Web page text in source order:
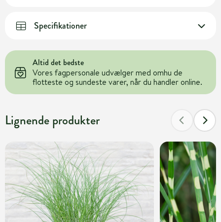
Specifikationer
Altid det bedste
Vores fagpersonale udvælger med omhu de
flotteste og sundeste varer, når du handler online.
Lignende produkter